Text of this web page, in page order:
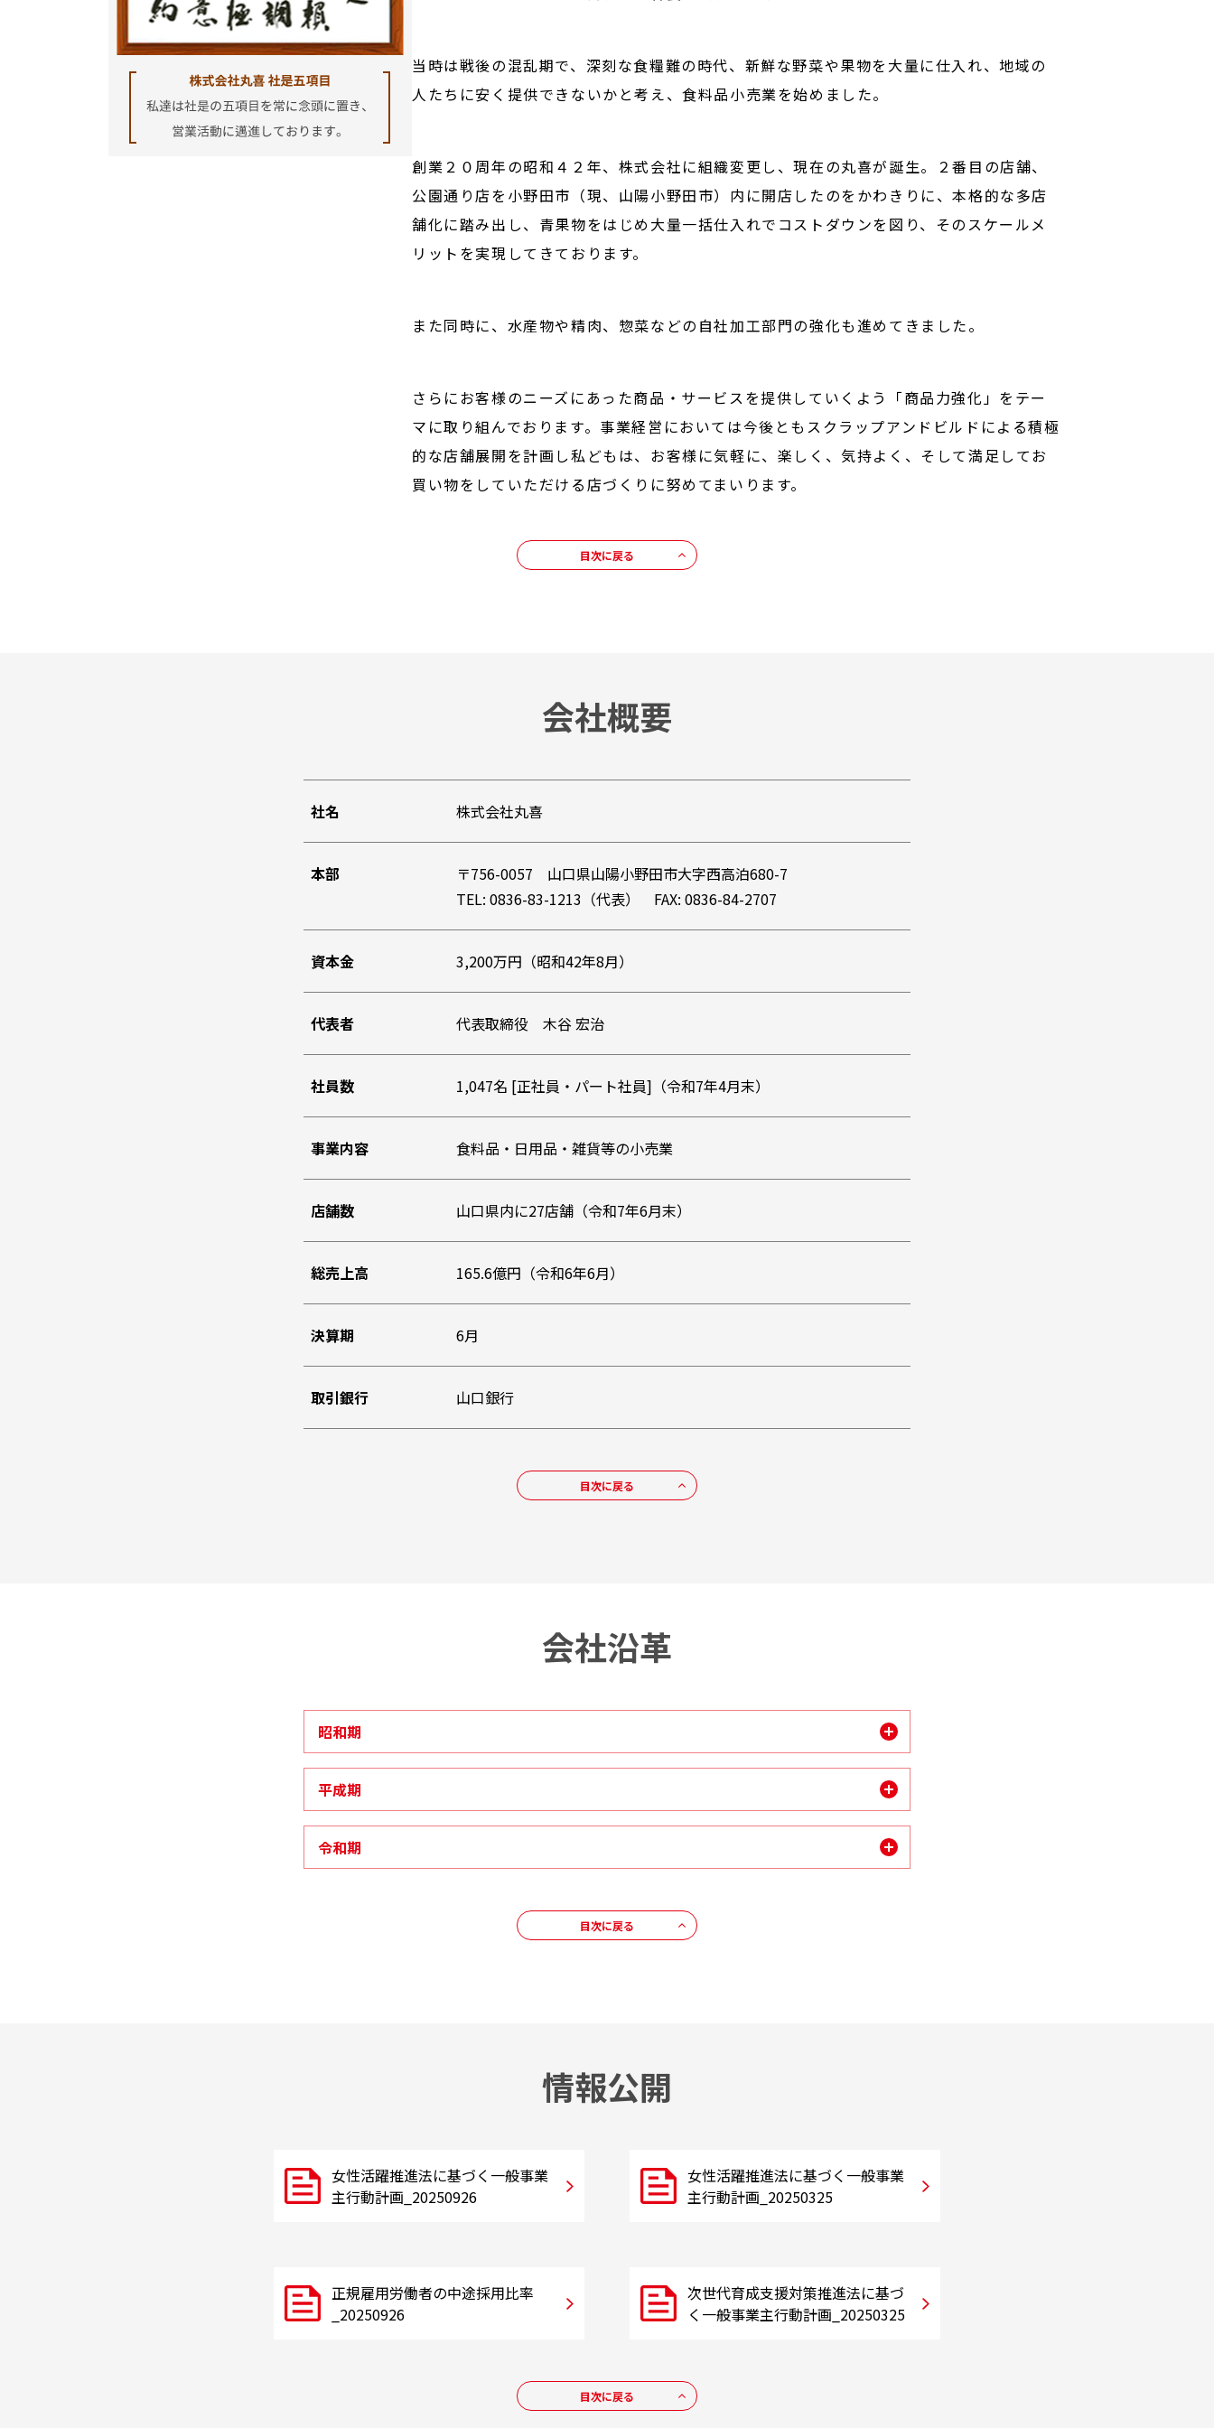
当時は戦後の混乱期で、深刻な食糧難の時代、新鮮な野菜や果物を大量に仕入れ、地域の
人たちに安く提供できないかと考え、食料品小売業を始めました。
創業２０周年の昭和４２年、株式会社に組織変更し、現在の丸喜が誕生。２番目の店舗、
公園通り店を小野田市（現、山陽小野田市）内に開店したのをかわきりに、本格的な多店
舗化に踏み出し、青果物をはじめ大量一括仕入れでコストダウンを図り、そのスケールメ
リットを実現してきております。
また同時に、水産物や精肉、惣菜などの自社加工部門の強化も進めてきました。
さらにお客様のニーズにあった商品・サービスを提供していくよう「商品力強化」をテー
マに取り組んでおります。事業経営においては今後ともスクラップアンドビルドによる積極
的な店舗展開を計画し私どもは、お客様に気軽に、楽しく、気持よく、そして満足してお
買い物をしていただける店づくりに努めてまいります。
目次に戻る
会社概要
社名 株式会社丸喜
本部
〒756-0057 山口県山陽小野田市大字西高泊680-7
TEL: 0836-83-1213（代表） FAX: 0836-84-2707
資本金 3,200万円（昭和42年8月）
代表者 代表取締役 木谷 宏治
社員数 1,047名 [正社員・パート社員]（令和7年4月末）
事業内容 食料品・日用品・雑貨等の小売業
店舗数 山口県内に27店舗（令和7年6月末）
総売上高 165.6億円（令和6年6月）
決算期 6月
取引銀行 山口銀行
目次に戻る
会社沿革
昭和期
平成期
令和期
目次に戻る
情報公開
女性活躍推進法に基づく一般事業
主行動計画_20250926
女性活躍推進法に基づく一般事業
主行動計画_20250325
正規雇用労働者の中途採用比率
_20250926
次世代育成支援対策推進法に基づ
く一般事業主行動計画_20250325
目次に戻る